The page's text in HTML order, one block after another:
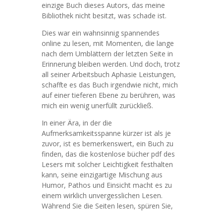
einzige Buch dieses Autors, das meine
Bibliothek nicht besitzt, was schade ist.
Dies war ein wahnsinnig spannendes
online zu lesen, mit Momenten, die lange
nach dem Umblättern der letzten Seite in
Erinnerung bleiben werden. Und doch, trotz
all seiner Arbeitsbuch Aphasie Leistungen,
schaffte es das Buch irgendwie nicht, mich
auf einer tieferen Ebene zu berühren, was
mich ein wenig unerfüllt zurückließ.
In einer Ära, in der die
Aufmerksamkeitsspanne kürzer ist als je
zuvor, ist es bemerkenswert, ein Buch zu
finden, das die kostenlose bücher pdf des
Lesers mit solcher Leichtigkeit festhalten
kann, seine einzigartige Mischung aus
Humor, Pathos und Einsicht macht es zu
einem wirklich unvergesslichen Lesen.
Während Sie die Seiten lesen, spüren Sie,